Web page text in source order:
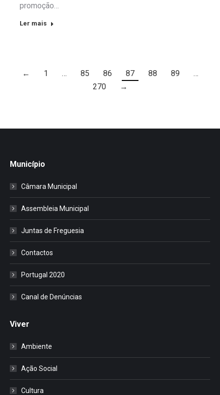
promoção…
Ler mais
← 1 … 85 86 87 88 89
…
270
→
Município
Câmara Municipal
Assembleia Municipal
Juntas de Freguesia
Contactos
Portugal 2020
Canal de Denúncias
Viver
Ambiente
Ação Social
Cultura